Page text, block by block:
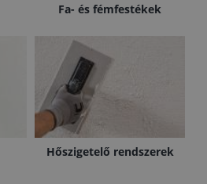
Fa- és fémfestékek
Hőszigetelő rendszerek